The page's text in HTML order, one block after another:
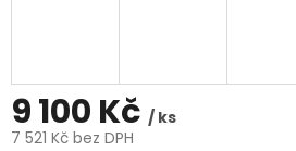
9 100 Kč / ks
7 521 Kč bez DPH